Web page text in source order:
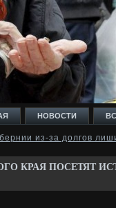
НОВОСТИ
из-за долгов
КРАЯ ПОСЕТЯТ